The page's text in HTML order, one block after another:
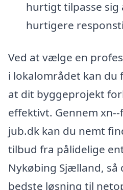
hurtigt tilpasse
hurtigere
Ved at vælge en
i lokalområdet kan du
at dit byggeprojekt
effektivt. Gennem
jub.dk kan du nemt
tilbud fra pålidelige
Nykøbing Sjælland, så
bedste løsning til